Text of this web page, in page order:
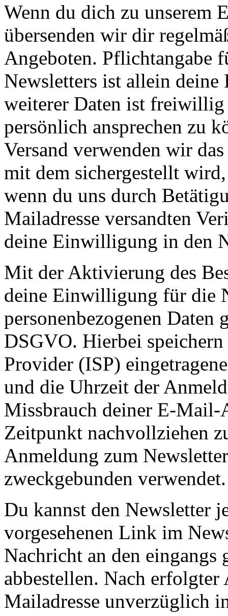
Wenn du dich zu unserem
übersenden wir dir
Angeboten. Pflichtangabe
Newsletters ist allein deine
weiterer Daten ist
persönlich ansprechen zu
Versand verwenden wir
mit dem sichergestellt
wenn du uns durch
Mailadresse versandten
deine Einwilligung in den
Mit der Aktivierung des
deine Einwilligung für die
personenbezogenen
DSGVO. Hierbei
Provider (ISP)
und die Uhrzeit der
Missbrauch deiner E-Mail-
Zeitpunkt nachvollziehen
Anmeldung zum
zweckgebunden verwendet.
Du kannst den Newsletter
vorgesehenen Link im
Nachricht an den eingangs
abbestellen. Nach
Mailadresse unverzüglich